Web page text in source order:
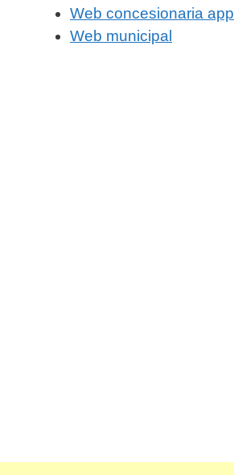
Web concesionaria app
Web municipal